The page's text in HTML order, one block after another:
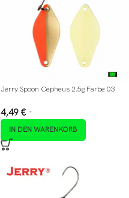
Jerry Spoon Cepheus 2.5g Farbe 03
4,49 € *
IN DEN WARENKORB